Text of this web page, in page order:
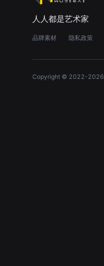
人人都是艺术家
品牌素材 隐私政策
Copyright © 2022-2026